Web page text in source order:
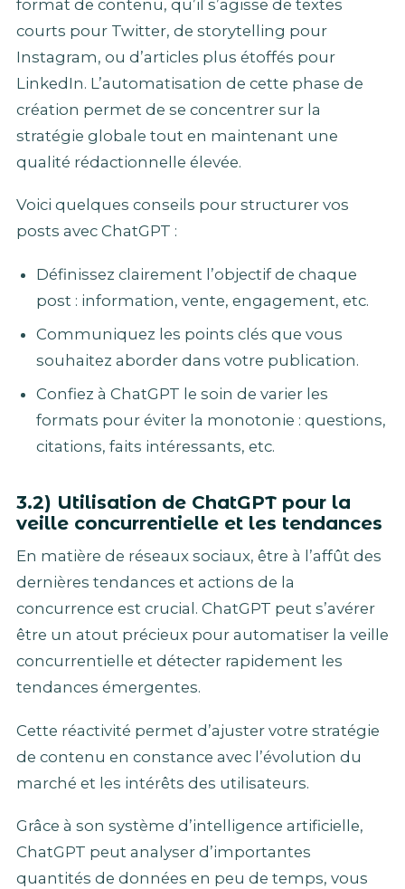
format de contenu, qu’il s’agisse de textes
courts pour Twitter, de storytelling pour
Instagram, ou d’articles plus étoffés pour
LinkedIn. L’automatisation de cette phase de
création permet de se concentrer sur la
stratégie globale tout en maintenant une
qualité rédactionnelle élevée.
Voici quelques conseils pour structurer vos
posts avec ChatGPT :
Définissez clairement l’objectif de chaque
post : information, vente, engagement, etc.
Communiquez les points clés que vous
souhaitez aborder dans votre publication.
Confiez à ChatGPT le soin de varier les
formats pour éviter la monotonie : questions,
citations, faits intéressants, etc.
3.2) Utilisation de ChatGPT pour la
veille concurrentielle et les tendances
En matière de réseaux sociaux, être à l’affût des
dernières tendances et actions de la
concurrence est crucial. ChatGPT peut s’avérer
être un atout précieux pour automatiser la veille
concurrentielle et détecter rapidement les
tendances émergentes.
Cette réactivité permet d’ajuster votre stratégie
de contenu en constance avec l’évolution du
marché et les intérêts des utilisateurs.
Grâce à son système d’intelligence artificielle,
ChatGPT peut analyser d’importantes
quantités de données en peu de temps, vous